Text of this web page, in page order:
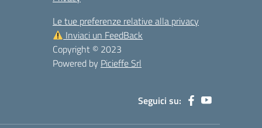
Le tue preferenze relative alla privacy
Inviaci un FeedBack
Copyright © 2023
Powered by Picieffe Srl
Seguici su: